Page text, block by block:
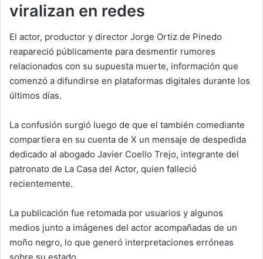
viralizan en redes
El actor, productor y director Jorge Ortiz de Pinedo
reapareció públicamente para desmentir rumores
relacionados con su supuesta muerte, información que
comenzó a difundirse en plataformas digitales durante los
últimos días.
La confusión surgió luego de que el también comediante
compartiera en su cuenta de X un mensaje de despedida
dedicado al abogado Javier Coello Trejo, integrante del
patronato de La Casa del Actor, quien falleció
recientemente.
La publicación fue retomada por usuarios y algunos
medios junto a imágenes del actor acompañadas de un
moño negro, lo que generó interpretaciones erróneas